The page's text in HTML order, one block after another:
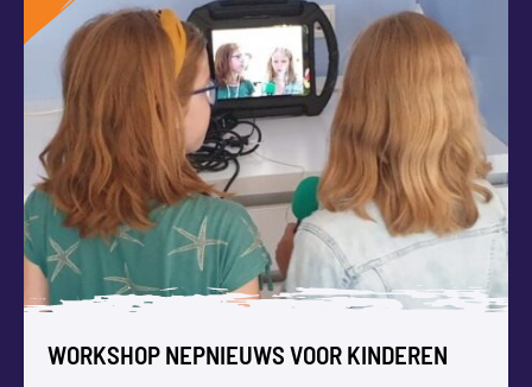
WORKSHOP AUGMENTED REALITY
VOOR KINDEREN
We voegen een virtuele laag toe aan de werkelijkheid met
tekst, foto en video.
WORKSHOP NEPNIEUWS VOOR KINDEREN